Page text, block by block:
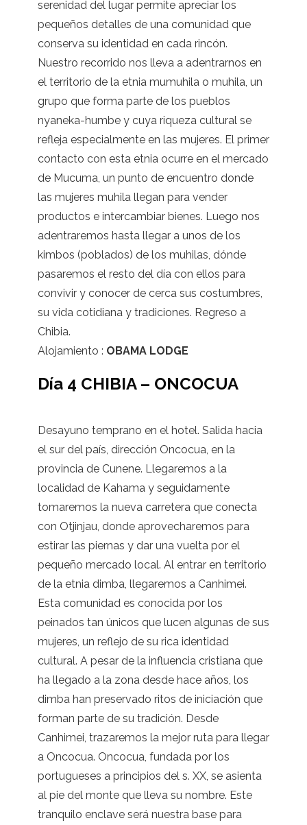
serenidad del lugar permite apreciar los
pequeños detalles de una comunidad que
conserva su identidad en cada rincón.
Nuestro recorrido nos lleva a adentrarnos en
el territorio de la etnia mumuhila o muhila, un
grupo que forma parte de los pueblos
nyaneka-humbe y cuya riqueza cultural se
refleja especialmente en las mujeres. El primer
contacto con esta etnia ocurre en el mercado
de Mucuma, un punto de encuentro donde
las mujeres muhila llegan para vender
productos e intercambiar bienes. Luego nos
adentraremos hasta llegar a unos de los
kimbos (poblados) de los muhilas, dónde
pasaremos el resto del día con ellos para
convivir y conocer de cerca sus costumbres,
su vida cotidiana y tradiciones. Regreso a
Chibia.
Alojamiento : OBAMA LODGE
Día 4 CHIBIA – ONCOCUA
Desayuno temprano en el hotel. Salida hacia
el sur del país, dirección Oncocua, en la
provincia de Cunene. Llegaremos a la
localidad de Kahama y seguidamente
tomaremos la nueva carretera que conecta
con Otjinjau, donde aprovecharemos para
estirar las piernas y dar una vuelta por el
pequeño mercado local. Al entrar en territorio
de la etnia dimba, llegaremos a Canhimei.
Esta comunidad es conocida por los
peinados tan únicos que lucen algunas de sus
mujeres, un reflejo de su rica identidad
cultural. A pesar de la influencia cristiana que
ha llegado a la zona desde hace años, los
dimba han preservado ritos de iniciación que
forman parte de su tradición. Desde
Canhimei, trazaremos la mejor ruta para llegar
a Oncocua. Oncocua, fundada por los
portugueses a principios del s. XX, se asienta
al pie del monte que lleva su nombre. Este
tranquilo enclave será nuestra base para